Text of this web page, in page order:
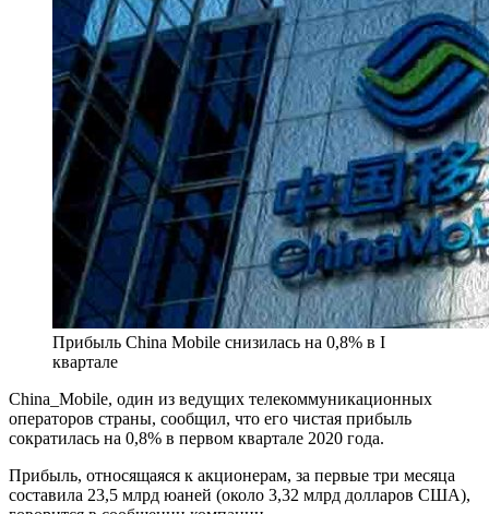
Прибыль China Mobile снизилась на 0,8% в I
квартале
China_Mobile, один из ведущих телекоммуникационных
операторов страны, сообщил, что его чистая прибыль
сократилась на 0,8% в первом квартале 2020 года.
Прибыль, относящаяся к акционерам, за первые три месяца
составила 23,5 млрд юаней (около 3,32 млрд долларов США),